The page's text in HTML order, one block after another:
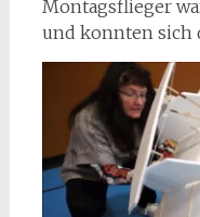
Montagsflieger
und konnten sich